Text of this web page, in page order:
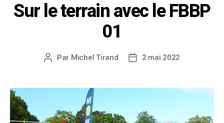
Sur le terrain avec le FBBP
01
Par Michel Tirand 2 mai 2022